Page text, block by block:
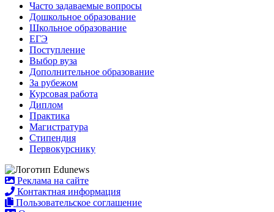
Часто задаваемые вопросы
Дошкольное образование
Школьное образование
ЕГЭ
Поступление
Выбор вуза
Дополнительное образование
За рубежом
Курсовая работа
Диплом
Практика
Магистратура
Стипендия
Первокурснику
Реклама на сайте
Контактная информация
Пользовательское соглашение